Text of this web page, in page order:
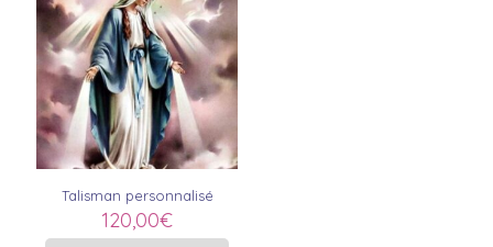
Talisman personnalisé
120,00€